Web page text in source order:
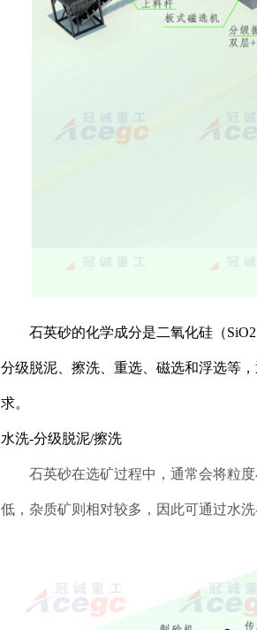
石英砂的化学成分是二氧化硅（SiO2
分级脱泥、擦洗、重选、磁选和浮选等
求。
水洗-分级脱泥/擦洗
石英砂在选矿过程中，通常会将粒度
低，杂质矿则相对较多，因此可通过水